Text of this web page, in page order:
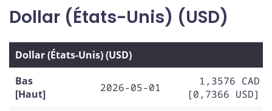
Dollar (États-Unis) (USD)
Dollar (États-Unis) (USD)
Bas
[Haut]
2026-05-01
1,3576 CAD
[0,7366 USD]